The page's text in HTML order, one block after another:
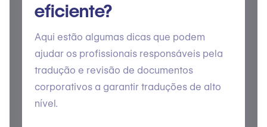
eficiente?
Aqui estão algumas dicas que podem
ajudar os profissionais responsáveis pela
tradução e revisão de documentos
corporativos a garantir traduções de alto
nível.